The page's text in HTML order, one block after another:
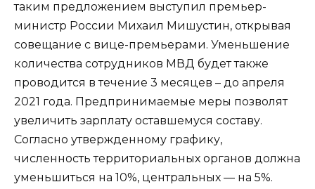
таким предложением выступил премьер-
министр России Михаил Мишустин, открывая
совещание с вице-премьерами. Уменьшение
количества сотрудников МВД будет также
проводится в течение 3 месяцев – до апреля
2021 года. Предпринимаемые меры позволят
увеличить зарплату оставшемуся составу.
Согласно утвержденному графику,
численность территориальных органов должна
уменьшиться на 10%, центральных — на 5%.